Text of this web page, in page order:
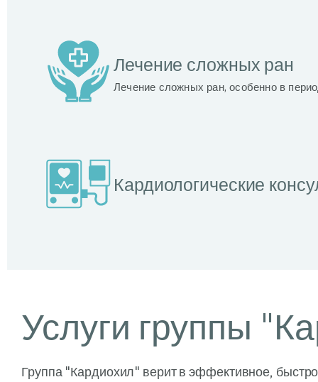
Лечение сложных ран
Лечение сложных ран, особенно в
Кардиологические
Услуги группы
Группа "Кардиохил" верит в эффективное,